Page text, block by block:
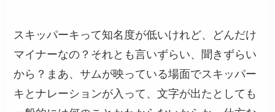
スキッパーキって知名度が低いけれど、どんだけ
マイナーなの？それとも言いずらい、聞きずらい
から？まあ、サムが映っている場面でスキッパー
キとナレーションが入って、文字が出たとしても